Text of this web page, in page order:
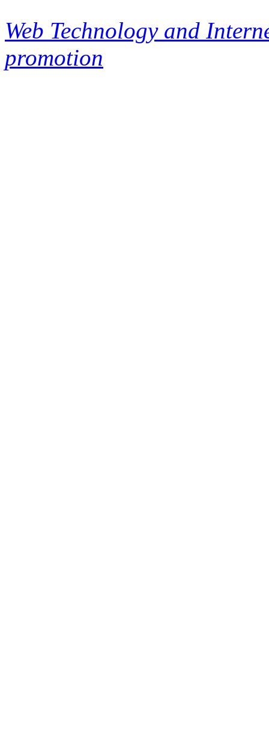
Web Technology and
promotion